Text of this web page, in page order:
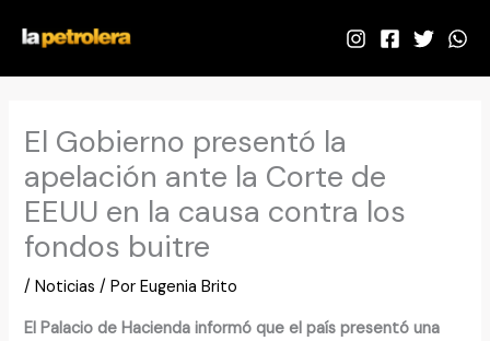
contenido
El Gobierno presentó la
apelación ante la Corte de
EEUU en la causa contra los
fondos buitre
/Noticias / PorEugenia Brito
El Palacio de Hacienda informó que el país presentó una